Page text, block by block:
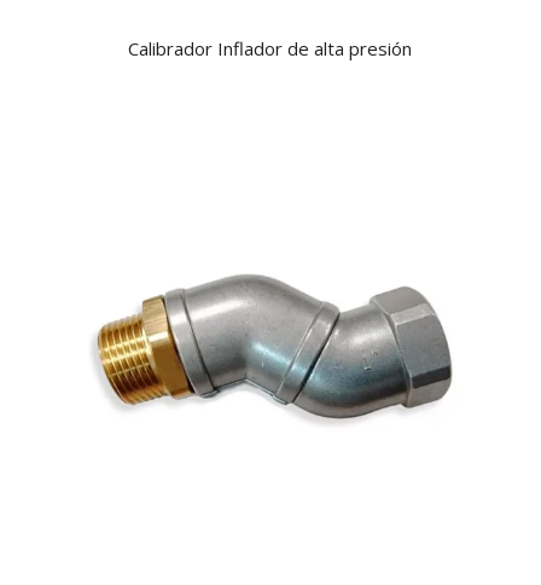
Calibrador Inflador de alta presión